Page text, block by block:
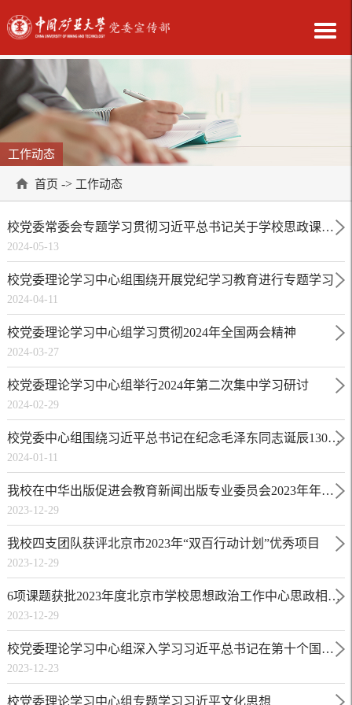
工作动态
首页 -> 工作动态
校党委常委会专题学习贯彻习近平总书记关于学校思政课建
设重要指示精神
2024-05-13
校党委理论学习中心组围绕开展党纪学习教育进行专题学习
2024-04-11
校党委理论学习中心组学习贯彻2024年全国两会精神
2024-03-27
校党委理论学习中心组举行2024年第二次集中学习研讨
2024-02-29
校党委中心组围绕习近平总书记在纪念毛泽东同志诞辰130周
年座谈会上重要讲话等精神开展专题学习
2024-01-11
我校在中华出版促进会教育新闻出版专业委员会2023年年会
上获多项奖励
2023-12-29
我校四支团队获评北京市2023年“双百行动计划”优秀项目
2023-12-29
6项课题获批2023年度北京市学校思想政治工作中心思政相关
研究课题立项
2023-12-29
校党委理论学习中心组深入学习习近平总书记在第十个国家
宪法日之际作出的重要指示精神
2023-12-23
校党委理论学习中心组专题学习习近平文化思想